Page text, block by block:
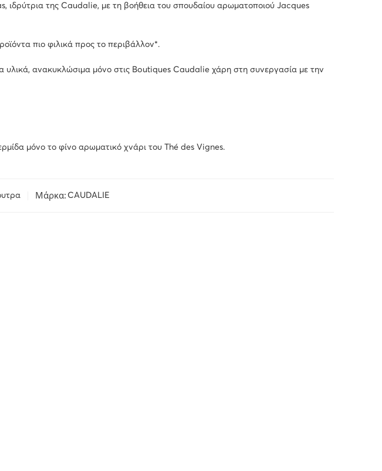
ιδρύτρια της Caudalie, με τη βοήθεια του σπουδαίου αρωματοποιού Jacques
πιο φιλικά προς το περιβάλλον*.
υλικά, ανακυκλώσιμα μόνο στις Boutiques Caudalie χάρη στη συνεργασία με την
μόνο το φίνο αρωματικό χνάρι του Thé des Vignes.
Μάρκα: CAUDALIE